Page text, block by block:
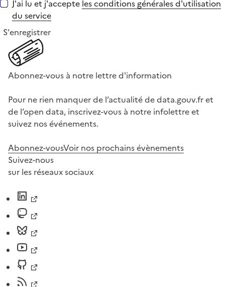
J'ai lu et j'accepte les conditions générales d'utilisation
du service
S'enregistrer
Abonnez-vous à notre lettre d'information
Pour ne rien manquer de l’actualité de data.gouv.fr et
de l’open data, inscrivez-vous à notre infolettre et
suivez nos événements.
Abonnez-vousVoir nos prochains évènements
Suivez-nous
sur les réseaux sociaux